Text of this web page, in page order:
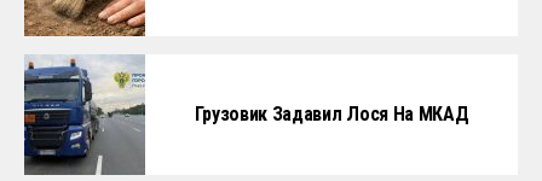
Грузовик Задавил Лося На МКАД